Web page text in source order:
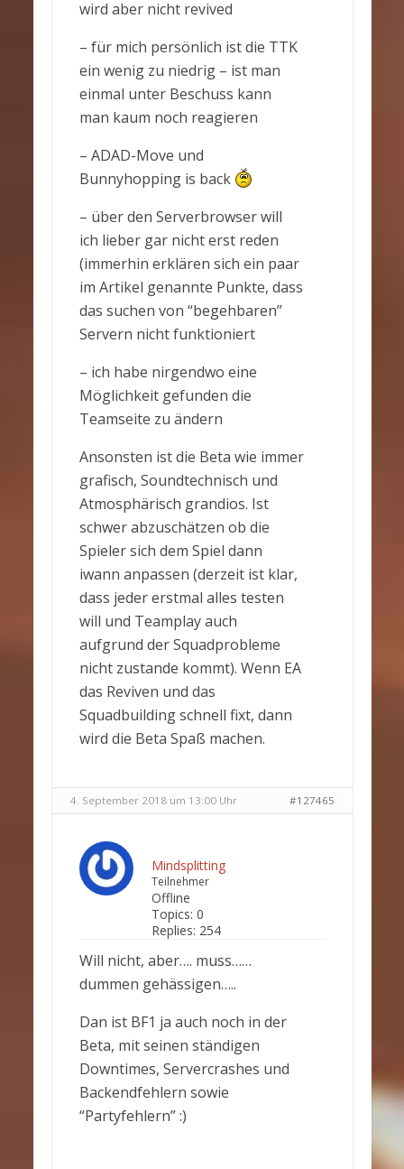
wird aber nicht revived
– für mich persönlich ist die TTK
ein wenig zu niedrig – ist man
einmal unter Beschuss kann
man kaum noch reagieren
– ADAD-Move und
Bunnyhopping is back
– über den Serverbrowser will
ich lieber gar nicht erst reden
(immerhin erklären sich ein paar
im Artikel genannte Punkte, dass
das suchen von “begehbaren”
Servern nicht funktioniert
– ich habe nirgendwo eine
Möglichkeit gefunden die
Teamseite zu ändern
Ansonsten ist die Beta wie immer
grafisch, Soundtechnisch und
Atmosphärisch grandios. Ist
schwer abzuschätzen ob die
Spieler sich dem Spiel dann
iwann anpassen (derzeit ist klar,
dass jeder erstmal alles testen
will und Teamplay auch
aufgrund der Squadprobleme
nicht zustande kommt). Wenn EA
das Reviven und das
Squadbuilding schnell fixt, dann
wird die Beta Spaß machen.
4. September 2018 um 13:00 Uhr #127465
Mindsplitting
Teilnehmer
Offline
Topics: 0
Replies: 254
Will nicht, aber…. muss……
dummen gehässigen…..
Dan ist BF1 ja auch noch in der
Beta, mit seinen ständigen
Downtimes, Servercrashes und
Backendfehlern sowie
“Partyfehlern” :)